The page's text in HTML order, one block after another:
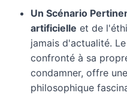
Un Scénario
artificielle et de
jamais d'actualité.
confronté à sa
condamner, offre
philosophique